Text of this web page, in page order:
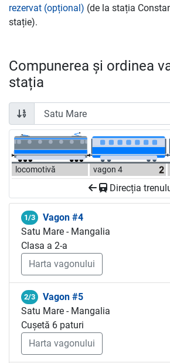
rezervat (opțional) (de la stația
stație).
Compunerea și ordinea
stația
locomotivă vagon 4
Direcția
1/3
Vagon #4
Satu Mare - Mangalia
Clasa a 2-a
Harta vagonului
2/3
Vagon #5
Satu Mare - Mangalia
Cușetă 6 paturi
Harta vagonului